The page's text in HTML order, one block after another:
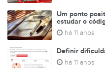
Um ponto
estudar o
há 11 anos
Definir
há 11 anos